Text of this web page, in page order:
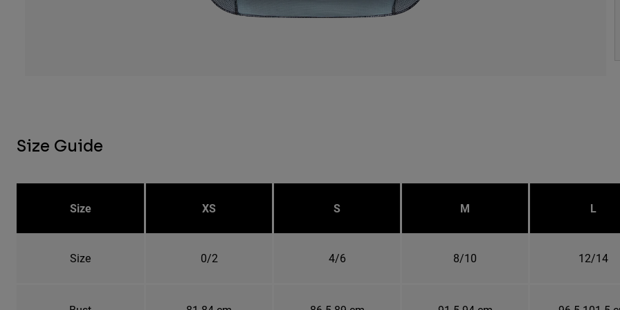
Size Guide
Size XS S M L
Size 0/2 4/6 8/10 12/14